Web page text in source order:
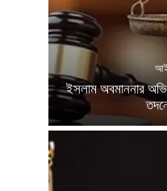
ইসলাম অবমাননার